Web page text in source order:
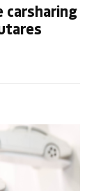
carsharing